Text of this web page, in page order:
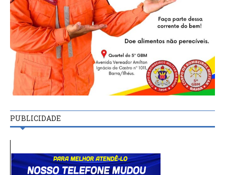
PUBLICIDADE